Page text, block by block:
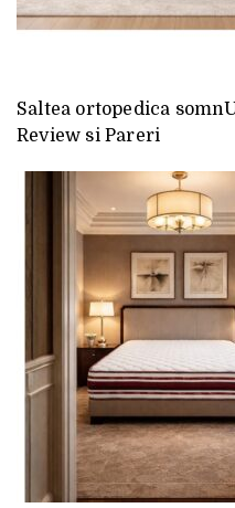
Saltea ortopedica
Review si Pareri